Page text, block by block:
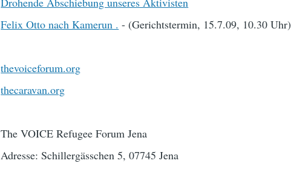
Felix Otto nach Kamerun . - (Gerichtstermin, 15.7.09, 10.30 Uhr)
thevoiceforum.org
thecaravan.org
The VOICE Refugee Forum Jena
Adresse: Schillergässchen 5, 07745 Jena